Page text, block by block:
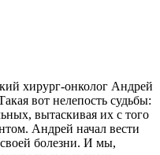
хирург-онколог Андрей
вот нелепость судьбы:
вытаскивая их с того
Андрей начал вести
своей болезни. И мы,